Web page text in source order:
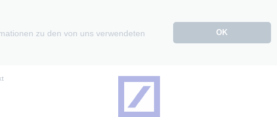
zu den von uns verwendeten
OK